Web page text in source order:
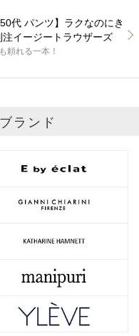
代 パンツ】ラクなのにき
イージートラウザーズ
頼れる一本！
ランド